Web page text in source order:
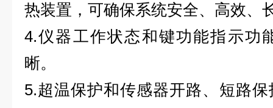
热装置，可确保系统安全、高效、
4.仪器工作状态和键功能指示功
晰。
5.超温保护和传感器开路、短路